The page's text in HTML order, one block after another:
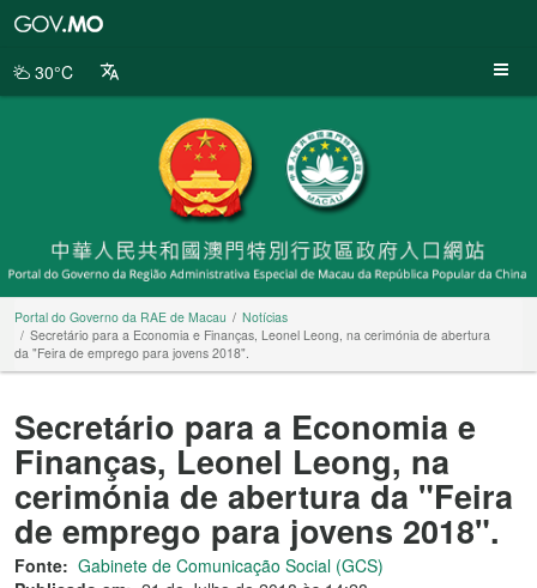
da
30°C
Portal do Governo da RAE de Macau
Notícias
Secretário para a Economia e Finanças, Leonel Leong, na cerimónia de abertura
da "Feira de emprego para jovens 2018".
Secretário para a Economia e
Finanças, Leonel Leong, na
cerimónia de abertura da "Feira
de emprego para jovens 2018".
Fonte: Gabinete de Comunicação Social (GCS)